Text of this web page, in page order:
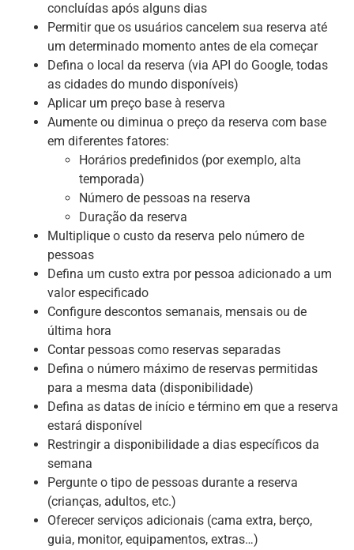
concluídas após alguns dias
Permitir que os usuários cancelem sua reserva até
um determinado momento antes de ela começar
Defina o local da reserva (via API do Google, todas
as cidades do mundo disponíveis)
Aplicar um preço base à reserva
Aumente ou diminua o preço da reserva com base
em diferentes fatores:
Horários predefinidos (por exemplo, alta
temporada)
Número de pessoas na reserva
Duração da reserva
Multiplique o custo da reserva pelo número de
pessoas
Defina um custo extra por pessoa adicionado a um
valor especificado
Configure descontos semanais, mensais ou de
última hora
Contar pessoas como reservas separadas
Defina o número máximo de reservas permitidas
para a mesma data (disponibilidade)
Defina as datas de início e término em que a reserva
estará disponível
Restringir a disponibilidade a dias específicos da
semana
Pergunte o tipo de pessoas durante a reserva
(crianças, adultos, etc.)
Oferecer serviços adicionais (cama extra, berço,
guia, monitor, equipamentos, extras…)